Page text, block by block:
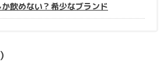
飲めない？希少なブランド